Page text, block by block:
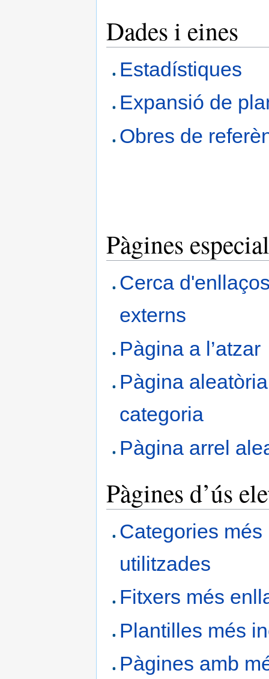
Dades i eines
Estadístiques
Expansió de
Obres de
Pàgines
Cerca
externs
Pàgina a l’atzar
Pàgina
categoria
Pàgina arrel
Pàgines d’ús
Categories més
utilitzades
Fitxers més
Plantilles més
Pàgines amb